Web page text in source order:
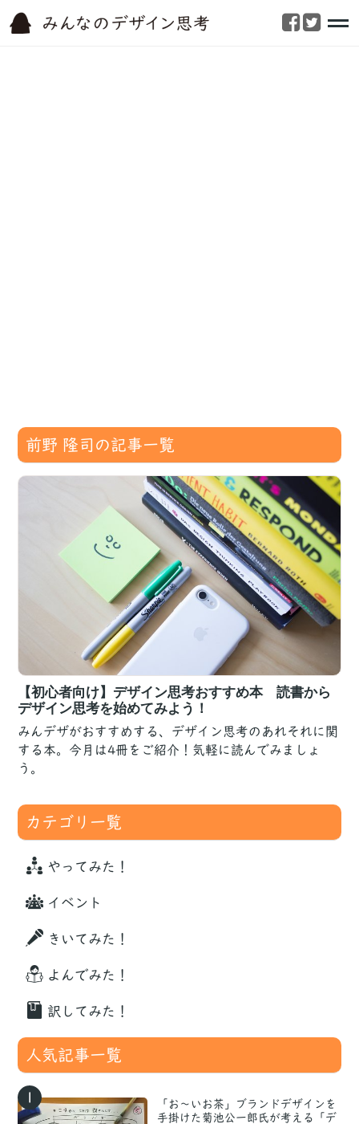
前野 隆司の記事一覧
【初心者向け】デザイン思考おすすめ本 読書から
デザイン思考を始めてみよう！
みんデザがおすすめする、デザイン思考のあれそれに関
する本。今月は4冊をご紹介！気軽に読んでみましょ
う。
カテゴリ一覧
やってみた！
イベント
きいてみた！
よんでみた！
訳してみた！
人気記事一覧
1
「お〜いお茶」ブランドデザインを
手掛けた菊池公一郎氏が考える「デ